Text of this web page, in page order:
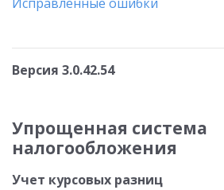
Версия 3.0.42.54
Упрощенная система
налогообложения
Учет курсовых разниц